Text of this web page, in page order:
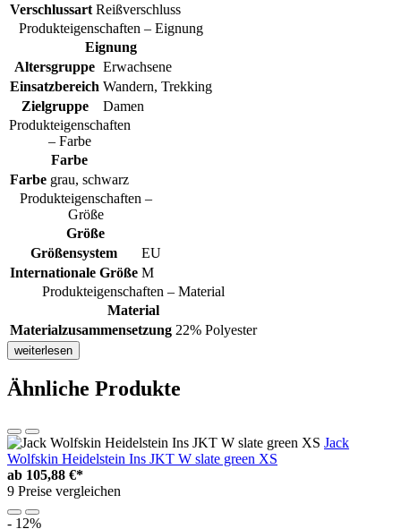
Verschlussart Reißverschluss
Produkteigenschaften – Eignung
Eignung
Altersgruppe Erwachsene
Einsatzbereich Wandern, Trekking
Zielgruppe
Damen
Produkteigenschaften
– Farbe
Farbe
Farbe grau, schwarz
Produkteigenschaften –
Größe
Größe
Größensystem
EU
Internationale Größe M
Produkteigenschaften – Material
Material
Materialzusammensetzung 22% Polyester
weiterlesen
Ähnliche Produkte
Jack
Wolfskin Heidelstein Ins JKT W slate green XS
ab 105,88 €*
9 Preise vergleichen
- 12%